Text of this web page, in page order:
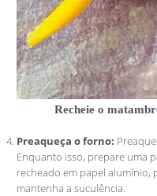
Recheie o
Preaqueça o forno:
Enquanto isso, prepare uma
recheado em papel alumínio,
mantenha a suculência.